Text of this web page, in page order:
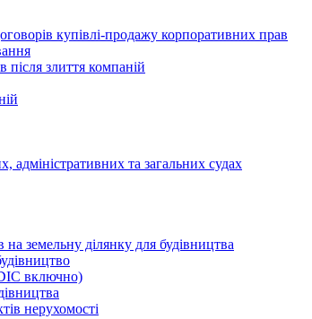
купівлі-продажу корпоративних прав
після злиття компаній
адміністративних та загальних судах
земельну ділянку для будівництва
включно)
нерухомості